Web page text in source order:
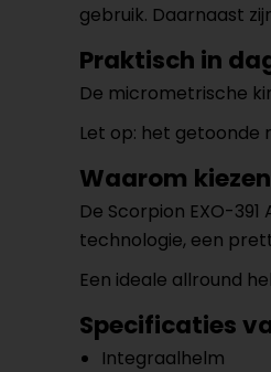
gebruik. Daarnaast
Praktisch in
De micrometrische
Let op: het getoonde
Waarom
De Scorpion EXO-
technologie, een
Een ideale allround
Specificaties
Integraalhelm